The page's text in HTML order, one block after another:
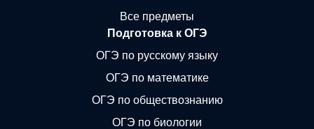
Все предметы
Подготовка к ОГЭ
ОГЭ по русскому языку
ОГЭ по математике
ОГЭ по обществознанию
ОГЭ по биологии